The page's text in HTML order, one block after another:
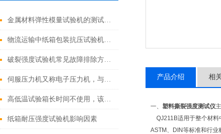
金属材料弹性模量试验机的测试原理与标准方法
物流运输中纸箱包装抗压试验机的重要价值
破裂强度试验机常见故障排除方法：
伺服压力机又称电子压力机，与液压压力机的区别
高低温试验箱长时间不使用，该怎样进行保养呢？
纸箱耐压强度试验机影响因素
产品介绍 相
一、 塑料撕裂强度测试仪
QJ211B适用于整个材料
ASTM、DIN等标准和行